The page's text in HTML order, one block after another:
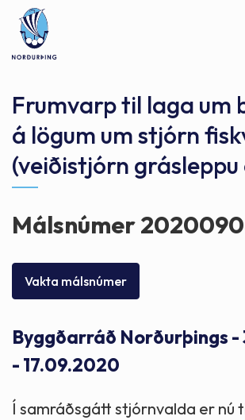
Leita
Frumvarp til laga um
á lögum um stjórn
(veiðistjórn grásleppu
Málsnúmer
Vakta málsnúmer
Byggðarráð Norðurþings -
- 17.09.2020
Í samráðsgátt stjórnvalda er nú